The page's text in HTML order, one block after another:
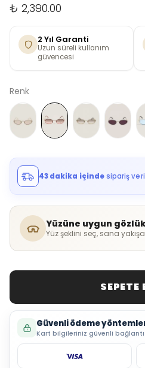
₺ 2,390.00
2 Yıl Garanti
Uzun süreli kullanım
güvencesi
Renk
43 dakika içindesipariş
Yüzüne uygun
Yüz şeklini seç, sana
SEPETE
Güvenli ödeme
Kart bilgileriniz güvenli